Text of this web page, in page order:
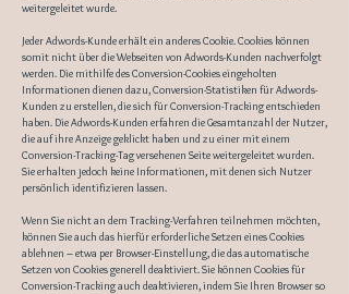
weitergeleitet wurde.
Jeder Adwords-Kunde erhält ein anderes Cookie. Cookies können
somit nicht über die Webseiten von Adwords-Kunden nachverfolgt
werden. Die mithilfe des Conversion-Cookies eingeholten
Informationen dienen dazu, Conversion-Statistiken für Adwords-
Kunden zu erstellen, die sich für Conversion-Tracking entschieden
haben. Die Adwords-Kunden erfahren die Gesamtanzahl der Nutzer,
die auf ihre Anzeige geklickt haben und zu einer mit einem
Conversion-Tracking-Tag versehenen Seite weitergeleitet wurden.
Sie erhalten jedoch keine Informationen, mit denen sich Nutzer
persönlich identifizieren lassen.
Wenn Sie nicht an dem Tracking-Verfahren teilnehmen möchten,
können Sie auch das hierfür erforderliche Setzen eines Cookies
ablehnen – etwa per Browser-Einstellung, die das automatische
Setzen von Cookies generell deaktiviert. Sie können Cookies für
Conversion-Tracking auch deaktivieren, indem Sie Ihren Browser so